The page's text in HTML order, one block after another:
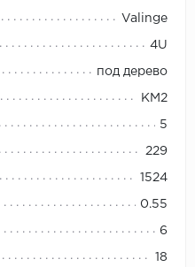
Valinge
4U
под дерево
КМ2
5
229
1524
0.55
6
18